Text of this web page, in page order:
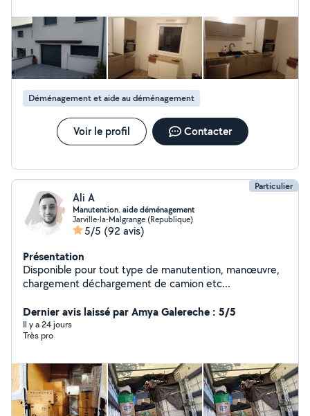
respect des délais. Mon objectif : vous apporter une
solution fiable et un travail soigné, en toute sérénité.
Déménagement et aide au déménagement
Voir le profil Contacter
Particulier
Ali A
Manutention. aide déménagement
Jarville-la-Malgrange (Republique)
5/5 (92 avis)
Présentation
Disponible pour tout type de manutention, manœuvre,
chargement déchargement de camion etc...
Dernier avis laissé par Amya Galereche : 5/5
Il y a 24 jours
Très pro